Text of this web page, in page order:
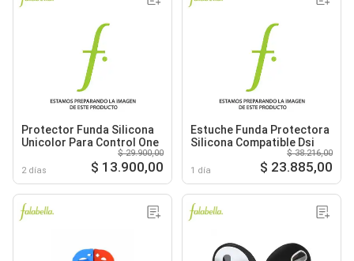
Protector Funda Silicona
Unicolor Para Control One
2 días
$ 29.900,00
$ 13.900,00
Estuche Funda Protectora
Silicona Compatible Dsi
1 día
$ 38.216,00
$ 23.885,00